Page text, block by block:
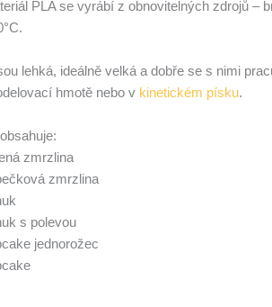
PLA se vyrábí z obnovitelných zdrojů –
lehká, ideálně velká a dobře se s nimi
hmotě nebo v kinetickém písku.
zmrzlina
zmrzlina
s polevou
jednorožec